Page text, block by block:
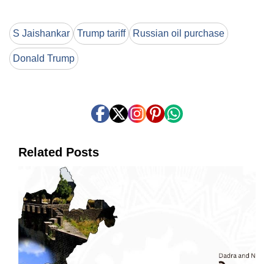
S Jaishankar Trump tariff Russian oil purchase
Donald Trump
Related Posts